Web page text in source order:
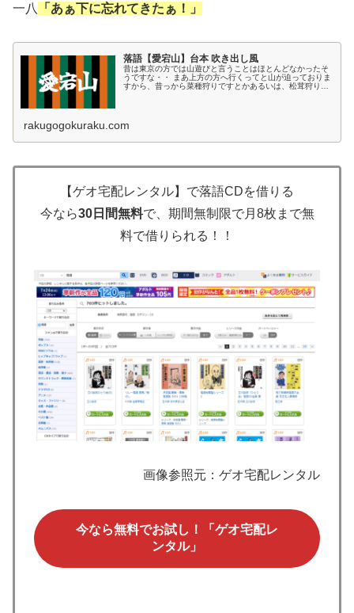
一八 「あぁ下に忘れてきたぁ！」
落語【愛宕山】台本 吹き出し風
昔は東京の方では山遊びと言うことはほとんどなかったそ
うですな・・ まあ上方の方へ行くってと山が迫っておりま
すから、昔っから菜種狩りですとかあるいは、松茸狩りな
rakugogokuraku.com
【ゲオ宅配レンタル】で落語CDを借りる
今なら30日間無料で、期間無制限で月8枚まで無
料で借りられる！！
画像参照元：ゲオ宅配レンタル
今なら無料でお試し！「ゲオ宅配レ
ンタル」